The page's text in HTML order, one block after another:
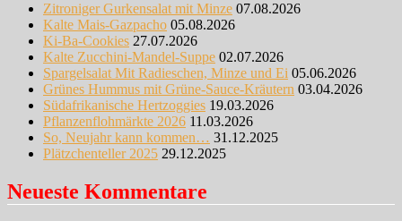
Zitroniger Gurkensalat mit Minze 07.08.2026
Kalte Mais-Gazpacho 05.08.2026
Ki-Ba-Cookies 27.07.2026
Kalte Zucchini-Mandel-Suppe 02.07.2026
Spargelsalat Mit Radieschen, Minze und Ei 05.06.2026
Grünes Hummus mit Grüne-Sauce-Kräutern 03.04.2026
Südafrikanische Hertzoggies 19.03.2026
Pflanzenflohmärkte 2026 11.03.2026
So, Neujahr kann kommen… 31.12.2025
Plätzchenteller 2025 29.12.2025
Neueste Kommentare